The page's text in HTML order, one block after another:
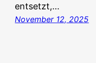
entsetzt,…
November 12, 2025